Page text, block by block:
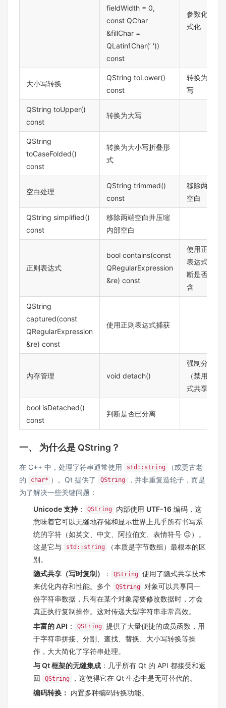
fieldWidth = 0,
const QChar
&fillChar =
QLatin1Char(’ '))
const
参数化格
式化
大小写转换
QString toLower()
const
转换为小
写
QString toUpper()
const
转换为大写
QString
toCaseFolded()
const
转换为大小写折叠形
式
空白处理
QString trimmed()
const
移除两端
空白
QString simplified()
const
移除两端空白并压缩
内部空白
正则表达式
bool contains(const
QRegularExpression
&re) const
使用正则
表达式判
断是否包
含
QString
captured(const
QRegularExpression
&re) const
使用正则表达式捕获
内存管理 void detach()
强制分离
（禁用隐
式共享）
bool isDetached()
const
判断是否已分离
一、 为什么是 QString？
在 C++ 中，处理字符串通常使用 std::string
（或更古老
的
char* ）。Qt 提供了 QString
，并非重复造轮子，而是
为了解决一些关键问题：
Unicode 支持 ： QString 内部使用 UTF-16 编码，这
意味着它可以无缝地存储和显示世界上几乎所有书写系
统的字符（如英文、中文、阿拉伯文、表情符号 😊）。
这是它与
std::string
（本质是字节数组）最根本的区
别。
隐式共享（写时复制）
： QString
使用了隐式共享技术
来优化内存和性能。多个
QString
对象可以共享同一
份字符串数据，只有在某个对象需要修改数据时，才会
真正执行复制操作。这对传递大型字符串非常高效。
丰富的 API ： QString
提供了大量便捷的成员函数，用
于字符串拼接、分割、查找、替换、大小写转换等操
作，大大简化了字符串处理。
与 Qt 框架的无缝集成 ：几乎所有 Qt 的 API 都接受和返
回
QString
，这使得它在 Qt 生态中是无可替代的。
编码转换： 内置多种编码转换功能。